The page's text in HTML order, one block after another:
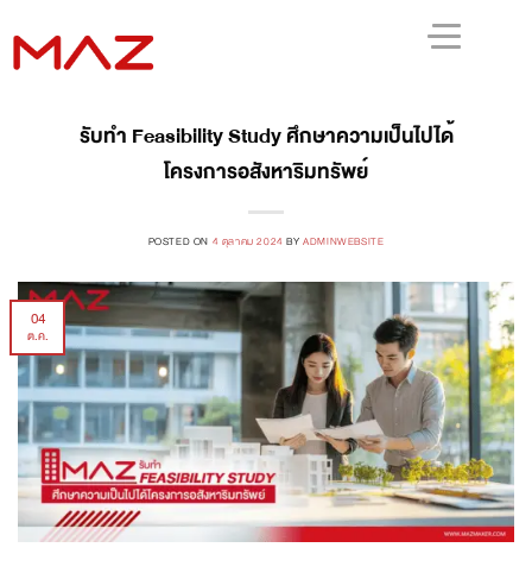
รับทำ Feasibility Study ศึกษาความเป็นไปได้
โครงการอสังหาริมทรัพย์
POSTED ON 4 ตุลาคม 2024 BYADMINWEBSITE
04
ต.ค.